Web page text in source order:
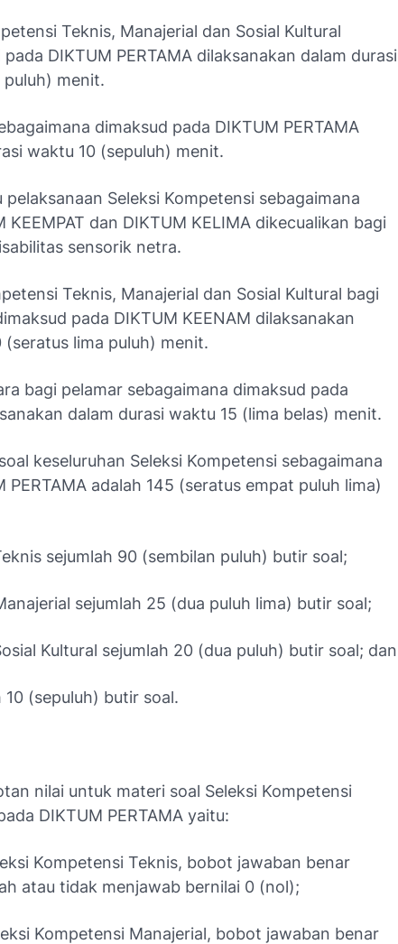
Teknis, Manajerial dan Sosial Kultural
DIKTUM PERTAMA dilaksanakan dalam durasi
menit.
dimaksud pada DIKTUM PERTAMA
waktu 10 (sepuluh) menit.
pelaksanaan Seleksi Kompetensi sebagaimana
KEEMPAT dan DIKTUM KELIMA dikecualikan bagi
sensorik netra.
Teknis, Manajerial dan Sosial Kultural bagi
pada DIKTUM KEENAM dilaksanakan
lima puluh) menit.
bagi pelamar sebagaimana dimaksud pada
dalam durasi waktu 15 (lima belas) menit.
keseluruhan Seleksi Kompetensi sebagaimana
PERTAMA adalah 145 (seratus empat puluh lima)
sejumlah 90 (sembilan puluh) butir soal;
sejumlah 25 (dua puluh lima) butir soal;
Kultural sejumlah 20 (dua puluh) butir soal; dan
(sepuluh) butir soal.
nilai untuk materi soal Seleksi Kompetensi
DIKTUM PERTAMA yaitu:
Kompetensi Teknis, bobot jawaban benar
atau tidak menjawab bernilai 0 (nol);
Kompetensi Manajerial, bobot jawaban benar